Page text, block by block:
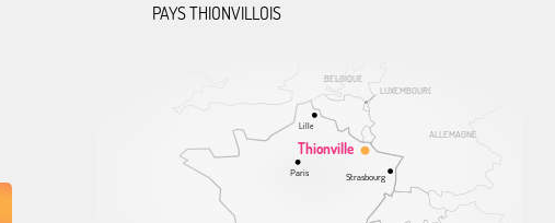
ALLEMAGNE
BELGIQUE
LUXEMBOURG
Thionville
Lille
Paris Strasbourg
PAYS THIONVILLOIS